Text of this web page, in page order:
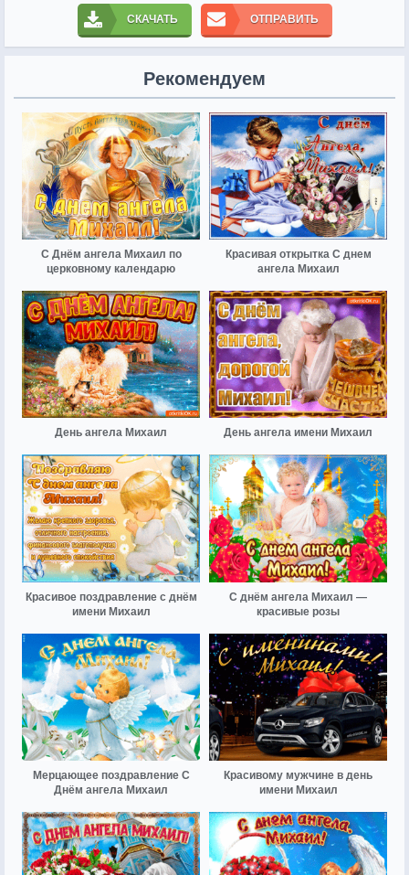
СКАЧАТЬ ОТПРАВИТЬ
Рекомендуем
С Днём ангела Михаил по
церковному календарю
Красивая открытка С днем
ангела Михаил
День ангела Михаил День ангела имени Михаил
Красивое поздравление с днём
имени Михаил
С днём ангела Михаил —
красивые розы
Мерцающее поздравление С
Днём ангела Михаил
Красивому мужчине в день
имени Михаил